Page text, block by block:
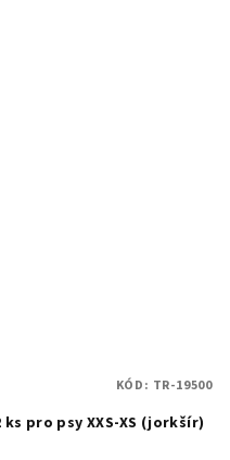
pro psy XXS-XS (jorkšír)
KÓD: TR-19500